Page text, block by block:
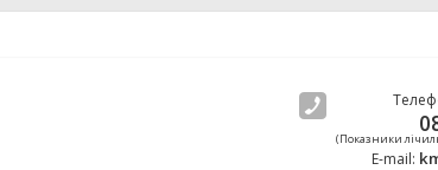
(Показники
E-mail: